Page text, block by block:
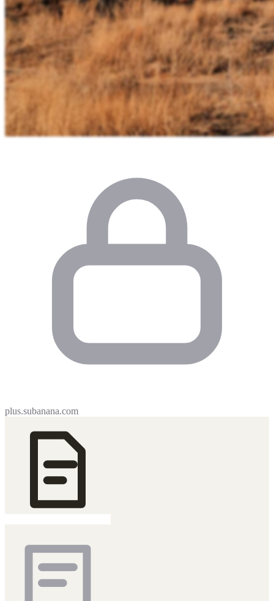
plus.subanana.com